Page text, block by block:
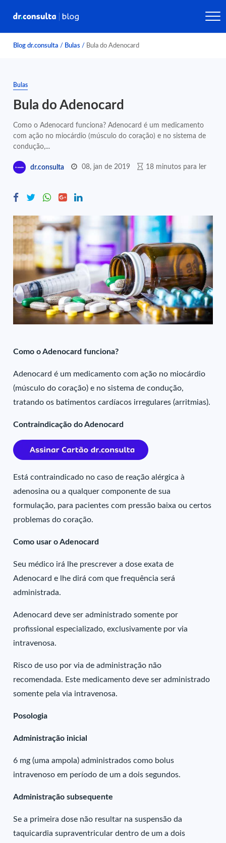
Blog dr.consulta / Bulas / Bula do Adenocard
Bulas
Bula do Adenocard
Como o Adenocard funciona? Adenocard é um medicamento
com ação no miocárdio (músculo do coração) e no sistema de
condução,...
dr.consulta 08, jan de 2019 18 minutos para ler
Como o Adenocard funciona?
Adenocard é um medicamento com ação no miocárdio
(músculo do coração) e no sistema de condução,
tratando os batimentos cardíacos irregulares (arritmias).
Contraindicação do Adenocard
Está contraindicado no caso de reação alérgica à
adenosina ou a qualquer componente de sua
formulação, para pacientes com pressão baixa ou certos
problemas do coração.
Como usar o Adenocard
Seu médico irá lhe prescrever a dose exata de
Adenocard e lhe dirá com que frequência será
administrada.
Adenocard deve ser administrado somente por
profissional especializado, exclusivamente por via
intravenosa.
Risco de uso por via de administração não
recomendada. Este medicamento deve ser administrado
somente pela via intravenosa.
Posologia
Administração inicial
6 mg (uma ampola) administrados como bolus
intravenoso em período de um a dois segundos.
Administração subsequente
Se a primeira dose não resultar na suspensão da
taquicardia supraventricular dentro de um a dois